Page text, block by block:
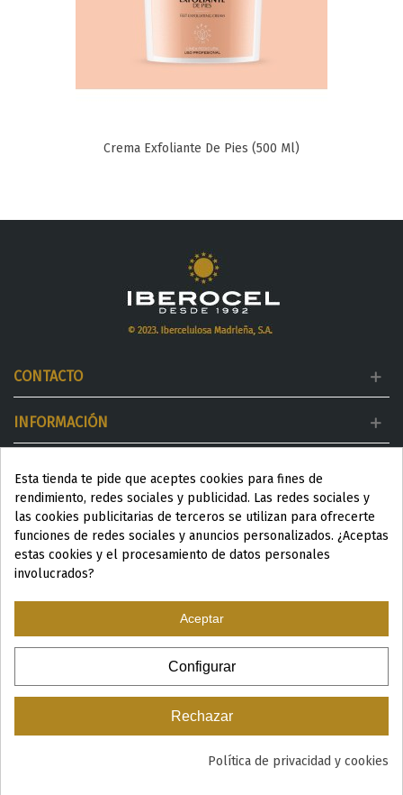
Crema Exfoliante De Pies (500 Ml)
CONTACTO
INFORMACIÓN
DESTACADOS
ESP|ENG
© 2024 Productos Wellness para Spa y Centros de estética
Esta tienda te pide que aceptes cookies para fines de
rendimiento, redes sociales y publicidad. Las redes sociales y
las cookies publicitarias de terceros se utilizan para ofrecerte
funciones de redes sociales y anuncios personalizados. ¿Aceptas
estas cookies y el procesamiento de datos personales
involucrados?
Aceptar
Configurar
Rechazar
Política de privacidad y cookies